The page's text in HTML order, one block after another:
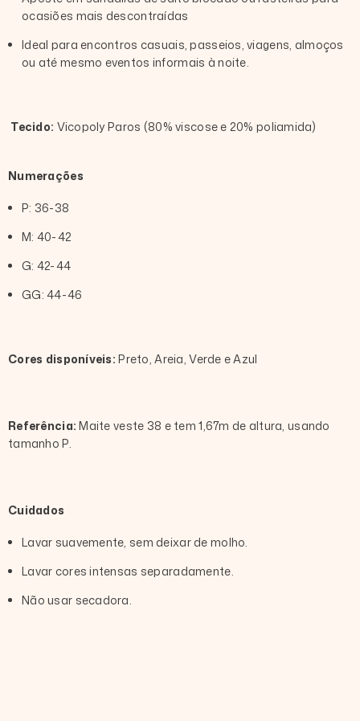
ocasiões mais descontraídas
Ideal para encontros casuais, passeios, viagens, almoços
ou até mesmo eventos informais à noite.
Tecido: Vicopoly Paros (80% viscose e 20% poliamida)
Numerações
P: 36-38
M: 40-42
G: 42-44
GG: 44-46
Cores disponíveis: Preto, Areia, Verde e Azul
Referência: Maite veste 38 e tem 1,67m de altura, usando
tamanho P.
Cuidados
Lavar suavemente, sem deixar de molho.
Lavar cores intensas separadamente.
Não usar secadora.